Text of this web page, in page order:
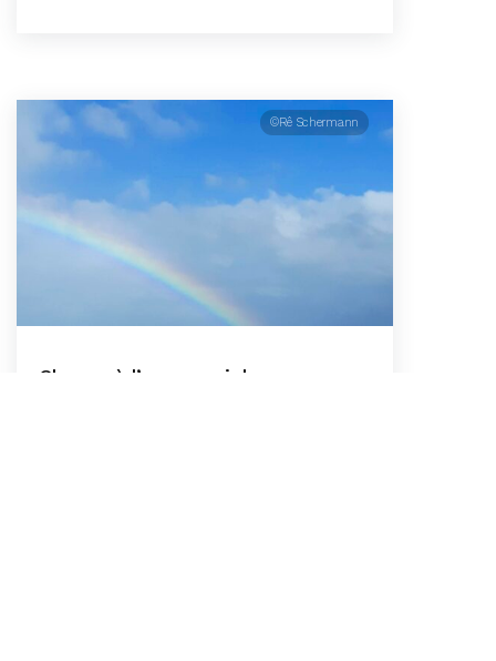
©Rê Schermann
Chasse à l’arc-en-ciel